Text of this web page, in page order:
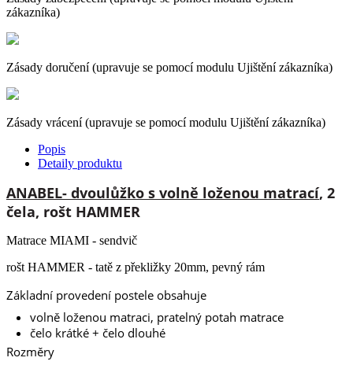
zákazníka)
Zásady doručení (upravuje se pomocí modulu Ujištění zákazníka)
Zásady vrácení (upravuje se pomocí modulu Ujištění zákazníka)
Popis
Detaily produktu
ANABEL- dvoulůžko s volně loženou matrací, 2
čela, rošt HAMMER
Matrace MIAMI - sendvič
rošt HAMMER - tatě z překližky 20mm, pevný rám
Základní provedení postele obsahuje
volně loženou matraci, pratelný potah matrace
čelo krátké + čelo dlouhé
Rozměry